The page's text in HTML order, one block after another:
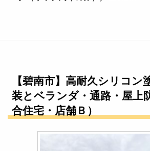
【碧南市】高耐久シリコン
装とベランダ・通路・屋上
合住宅・店舗Ｂ）